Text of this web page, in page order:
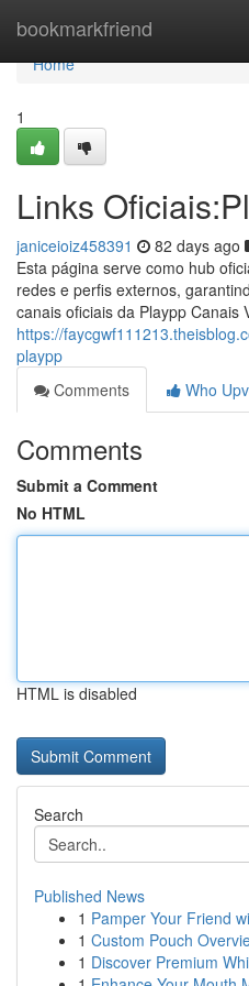
bookmarkfriend
Home
Home
1
Links
janiceioiz458391 82 days ago
Esta página serve como hub
redes e perfis externos,
canais oficiais da Playpp Canais
https://
playpp
Comments
Who
Comments
Submit a Comment
No HTML
HTML is disabled
Search
Published News
1 Pamper Your Friend
1 Custom Pouch
1 Discover Premium